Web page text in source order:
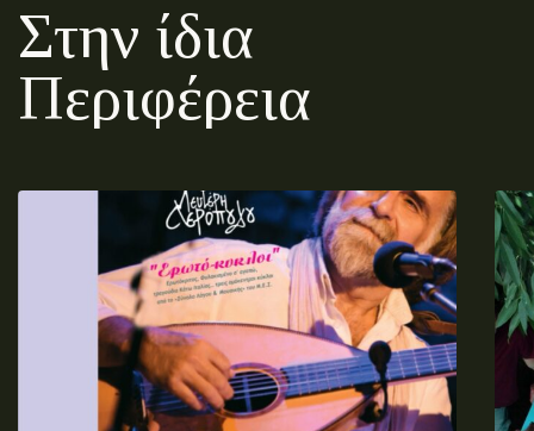
Στην ίδια
Περιφέρεια